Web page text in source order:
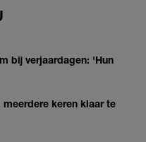
bij verjaardagen: 'Hun
keren klaar te